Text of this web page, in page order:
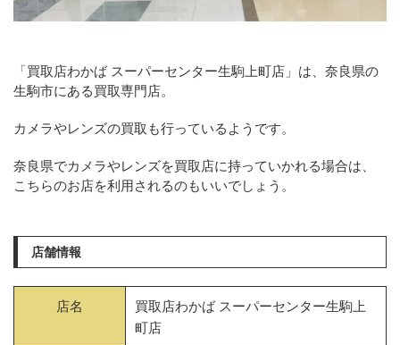
「買取店わかば スーパーセンター生駒上町店」は、奈良県の
生駒市にある買取専門店。
カメラやレンズの買取も行っているようです。
奈良県でカメラやレンズを買取店に持っていかれる場合は、
こちらのお店を利用されるのもいいでしょう。
店舗情報
店名
買取店わかば スーパーセンター生駒上
町店